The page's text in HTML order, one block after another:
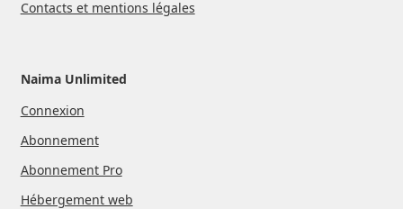
Contacts et mentions légales
Naima Unlimited
Connexion
Abonnement
Abonnement Pro
Hébergement web